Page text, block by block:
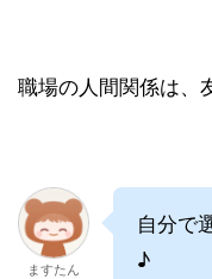
職場の人間関係は、
ますたん
自分で
♪